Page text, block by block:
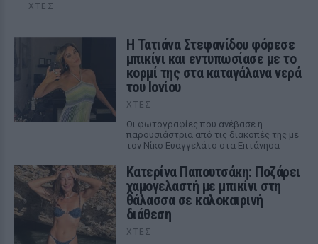
ΧΤΕΣ
Η Τατιάνα Στεφανίδου φόρεσε
μπικίνι και εντυπωσίασε με το
κορμί της στα καταγάλανα νερά
του Ιονίου
ΧΤΕΣ
Οι φωτογραφίες που ανέβασε η
παρουσιάστρια από τις διακοπές της με
τον Νίκο Ευαγγελάτο στα Επτάνησα
Κατερίνα Παπουτσάκη: Ποζάρει
χαμογελαστή με μπικίνι στη
θάλασσα σε καλοκαιρινή
διάθεση
ΧΤΕΣ